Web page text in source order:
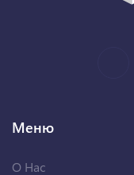
Меню
О Нас